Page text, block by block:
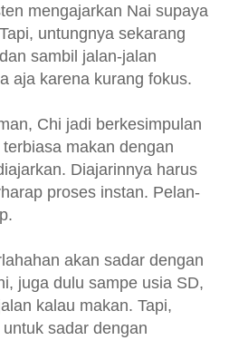
mengajarkan Nai supaya
untungnya sekarang
sambil jalan-jalan
aja karena kurang fokus.
Chi jadi berkesimpulan
makan dengan
Diajarinnya harus
proses instan. Pelan-
akan sadar dengan
juga dulu sampe usia SD,
kalau makan. Tapi,
sadar dengan